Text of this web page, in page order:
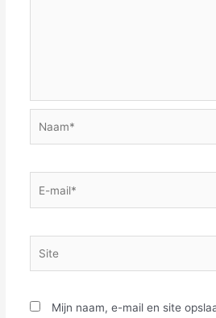
mail*
Mijn naam, e-mail en site